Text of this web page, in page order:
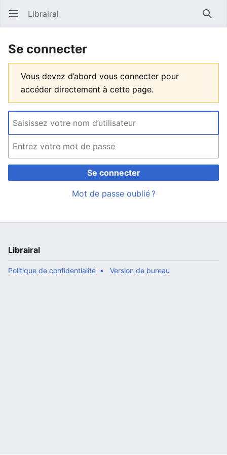
Ouvrir le menu principal Librairal
Se connecter
Vous devez d’abord vous connecter pour
accéder directement à cette page.
Se connecter
Mot de passe oublié ?
Librairal
Politique de confidentialité Version de bureau